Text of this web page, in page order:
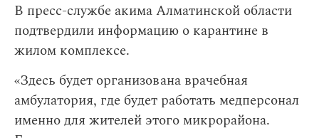
В пресс-службе акима Алматинской области
подтвердили информацию о карантине в
жилом комплексе.
«Здесь будет организована врачебная
амбулатория, где будет работать медперсонал
именно для жителей этого микрорайона.